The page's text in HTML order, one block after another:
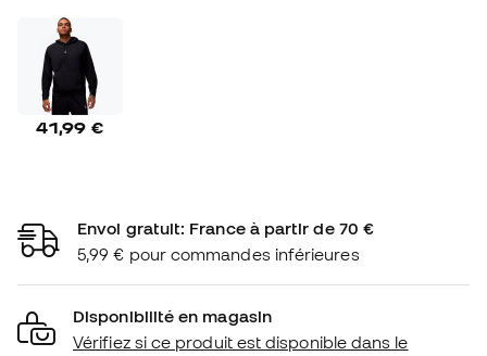
41,99 €
Envoi gratuit: France à partir de 70 €
5,99 € pour commandes inférieures
Disponibilité en magasin
Vérifiez si ce produit est disponible dans le